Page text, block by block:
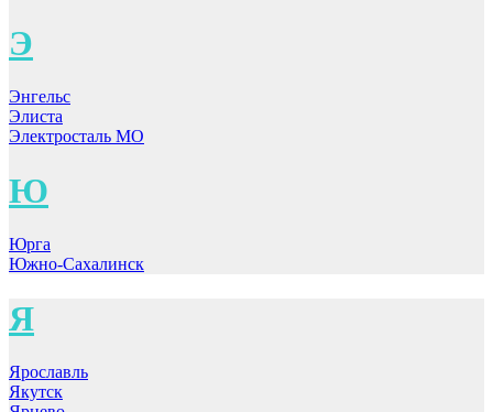
Э
Энгельс
Элиста
Электросталь МО
Ю
Юрга
Южно-Сахалинск
Я
Ярославль
Якутск